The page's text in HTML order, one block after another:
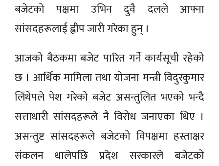
बजेटको पक्षमा उभिन दुवै दलले आफ्ना
सांसदहरूलाई ह्वीप जारी गरेका हुन् ।
आजको बैठकमा बजेट पारित गर्ने कार्यसूची रहेको
छ । आर्थिक मामिला तथा योजना मन्त्री विदुरकुमार
लिंथेपले पेश गरेको बजेट असन्तुलित भएको भन्दै
सत्ताधारी सांसदहरूले नै विरोध जनाएका थिए ।
असन्तुष्ट सांसदहरूले बजेटको विपक्षमा हस्ताक्षर
संकलन थालेपछि प्रदेश सरकारले बजेटको